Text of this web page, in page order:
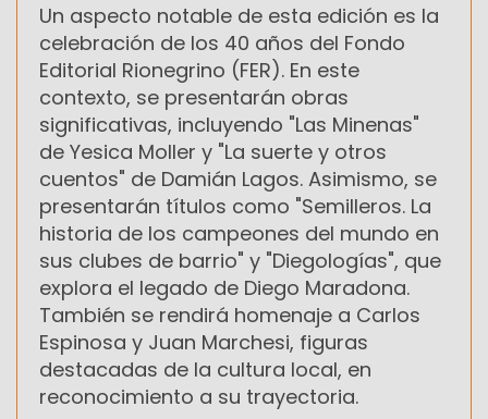
Un aspecto notable de esta edición es la
celebración de los 40 años del Fondo
Editorial Rionegrino (FER). En este
contexto, se presentarán obras
significativas, incluyendo "Las Minenas"
de Yesica Moller y "La suerte y otros
cuentos" de Damián Lagos. Asimismo, se
presentarán títulos como "Semilleros. La
historia de los campeones del mundo en
sus clubes de barrio" y "Diegologías", que
explora el legado de Diego Maradona.
También se rendirá homenaje a Carlos
Espinosa y Juan Marchesi, figuras
destacadas de la cultura local, en
reconocimiento a su trayectoria.